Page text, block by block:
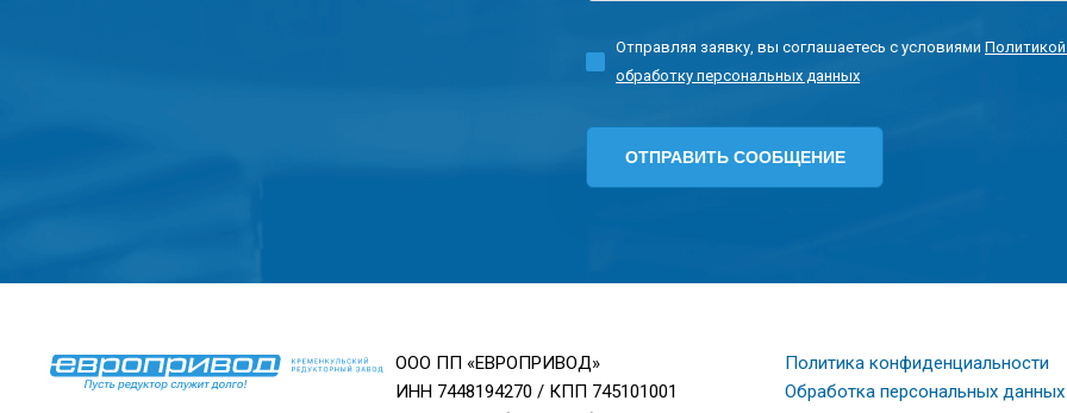
Отправляя заявку, вы соглашаетесь с условиями
обработку персональных данных
ООО ПП «ЕВРОПРИВОД»
ИНН 7448194270 / КПП 745101001
Политика конфиденциальности
Обработка персональных данных